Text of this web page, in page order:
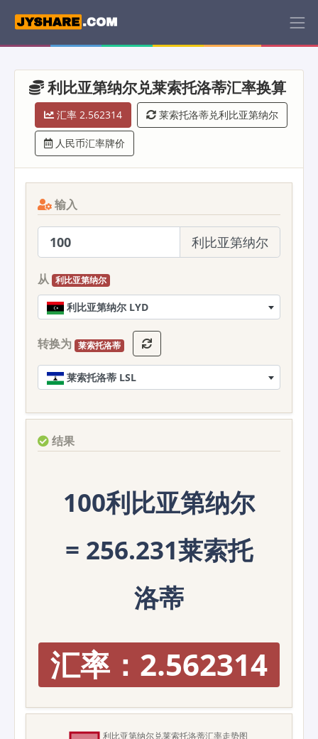
利比亚第纳尔兑莱索托洛蒂汇率换算
汇率 2.562314 莱索托洛蒂兑利比亚第纳尔
人民币汇率牌价
输入
利比亚第纳尔
从 利比亚第纳尔
利比亚第纳尔 LYD
转换为 莱索托洛蒂
莱索托洛蒂 LSL
结果
100利比亚第纳尔
= 256.231莱索托
洛蒂
汇率：2.562314